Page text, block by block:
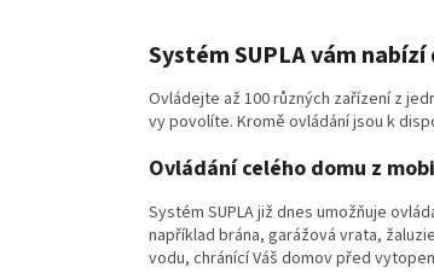
Systém SUPLA vám
Ovládejte až 100 různých zařízení z
vy povolíte. Kromě ovládání jsou k
Ovládání celého domu z
Systém SUPLA již dnes umožňuje
například brána, garážová vrata,
vodu, chránící Váš domov před